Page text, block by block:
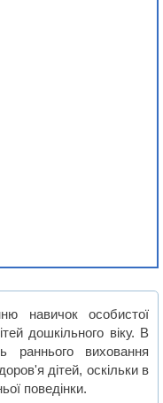
навичок особистої
дошкільного віку. В
раннього виховання
дітей, оскільки в
поведінки.